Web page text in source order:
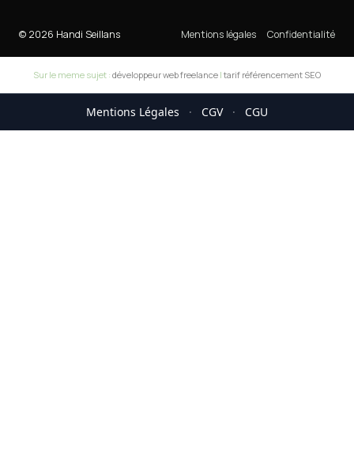
© 2026 Handi Seillans Mentions légales Confidentialité
Sur le meme sujet : développeur web freelance | tarif référencement SEO
Mentions Légales · CGV · CGU